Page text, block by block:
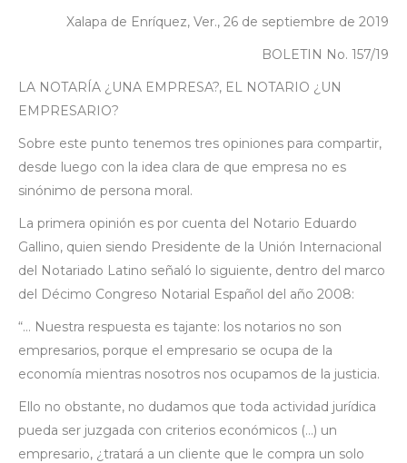
Xalapa de Enríquez, Ver., 26 de septiembre de 2019
BOLETIN No. 157/19
LA NOTARÍA ¿UNA EMPRESA?, EL NOTARIO ¿UN
EMPRESARIO?
Sobre este punto tenemos tres opiniones para compartir,
desde luego con la idea clara de que empresa no es
sinónimo de persona moral.
La primera opinión es por cuenta del Notario Eduardo
Gallino, quien siendo Presidente de la Unión Internacional
del Notariado Latino señaló lo siguiente, dentro del marco
del Décimo Congreso Notarial Español del año 2008:
“… Nuestra respuesta es tajante: los notarios no son
empresarios, porque el empresario se ocupa de la
economía mientras nosotros nos ocupamos de la justicia.
Ello no obstante, no dudamos que toda actividad jurídica
pueda ser juzgada con criterios económicos (…) un
empresario, ¿tratará a un cliente que le compra un solo